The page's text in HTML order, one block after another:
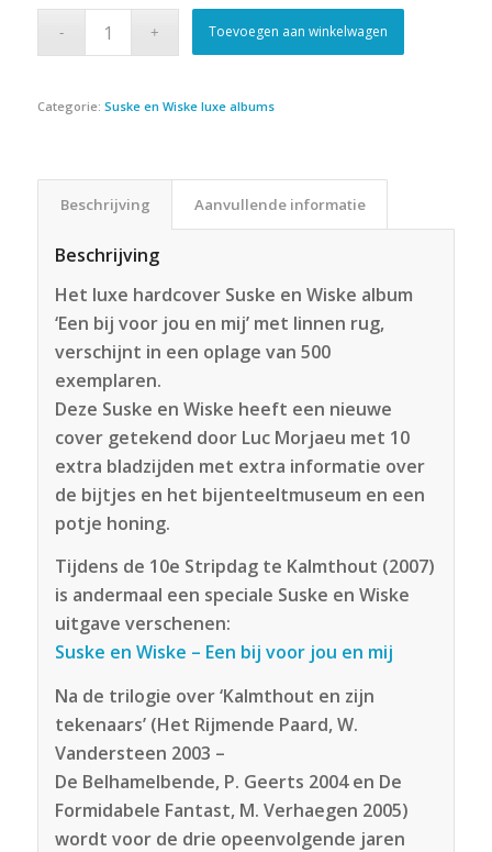
€79.95. €69.95.
Toevoegen aan winkelwagen
Categorie: Suske en Wiske luxe albums
Beschrijving Aanvullende informatie
Beschrijving
Het luxe hardcover Suske en Wiske album
‘Een bij voor jou en mij’ met linnen rug,
verschijnt in een oplage van 500
exemplaren.
Deze Suske en Wiske heeft een nieuwe
cover getekend door Luc Morjaeu met 10
extra bladzijden met extra informatie over
de bijtjes en het bijenteeltmuseum en een
potje honing.
Tijdens de 10e Stripdag te Kalmthout (2007)
is andermaal een speciale Suske en Wiske
uitgave verschenen:
Suske en Wiske – Een bij voor jou en mij
Na de trilogie over ‘Kalmthout en zijn
tekenaars’ (Het Rijmende Paard, W.
Vandersteen 2003 –
De Belhamelbende, P. Geerts 2004 en De
Formidabele Fantast, M. Verhaegen 2005)
wordt voor de drie opeenvolgende jaren